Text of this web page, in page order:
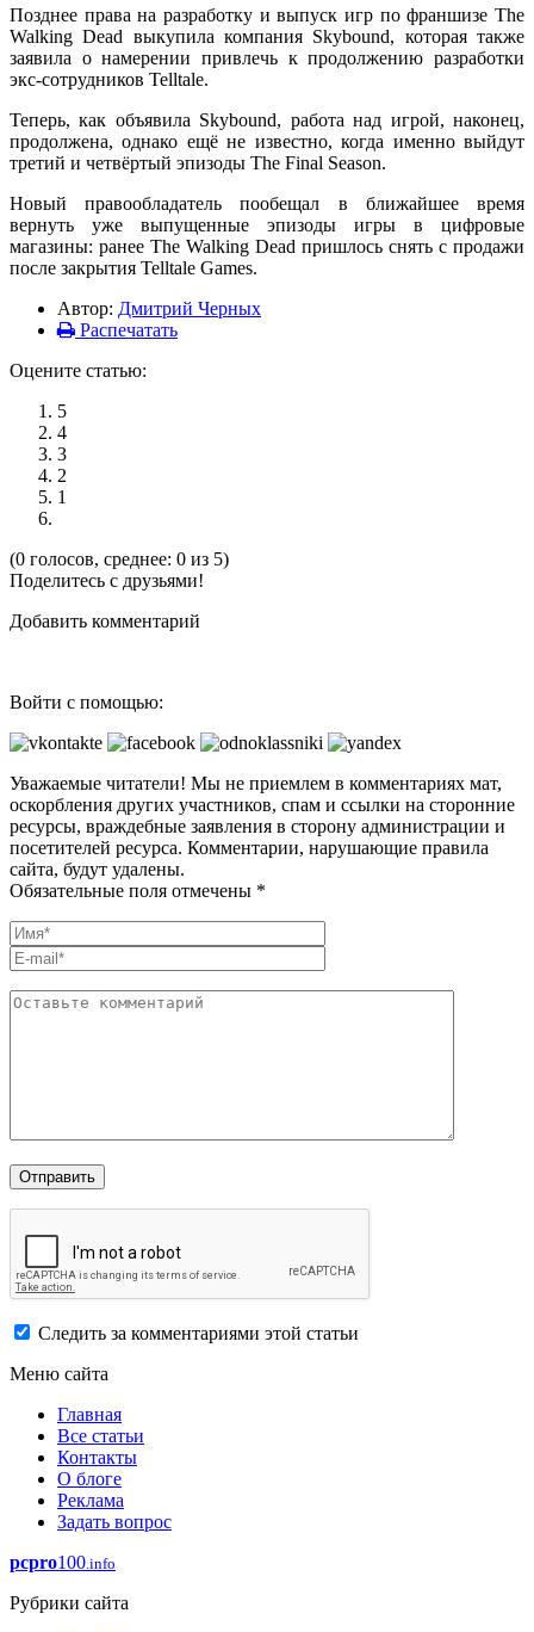
Позднее права на разработку и выпуск игр по франшизе The
Walking Dead выкупила компания Skybound, которая также
заявила о намерении привлечь к продолжению разработки
экс-сотрудников Telltale.
Теперь, как объявила Skybound, работа над игрой, наконец,
продолжена, однако ещё не известно, когда именно выйдут
третий и четвёртый эпизоды The Final Season.
Новый правообладатель пообещал в ближайшее время
вернуть уже выпущенные эпизоды игры в цифровые
магазины: ранее The Walking Dead пришлось снять с продажи
после закрытия Telltale Games.
Автор: Дмитрий Черных
Распечатать
Оцените статью:
5
4
3
2
1
(0 голосов, среднее: 0 из 5)
Поделитесь с друзьями!
Добавить комментарий
Войти с помощью:
Уважаемые читатели! Мы не приемлем в комментариях мат,
оскорбления других участников, спам и ссылки на сторонние
ресурсы, враждебные заявления в сторону администрации и
посетителей ресурса. Комментарии, нарушающие правила
сайта, будут удалены.
Обязательные поля отмечены *
Следить за комментариями этой статьи
Меню сайта
Главная
Все статьи
Контакты
О блоге
Реклама
Задать вопрос
pcpro100.info
Рубрики сайта